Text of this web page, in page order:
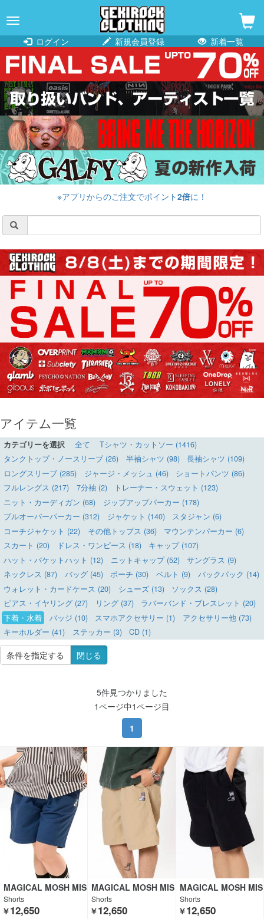
navigation
ログイン
新規会員登録 新着一覧
※アプリからのご注文でポイント2倍に！
アイテム一覧
カテゴリーを選択 全て
Tシャツ・カットソー (1416)
タンクトップ・ノースリーブ (26)
半袖シャツ (98)
長袖シャツ (109)
ロングスリーブ (285)
ジャージ・メッシュ (46)
ショートパンツ (86)
フルレングス (217)
7分袖 (2)
トレーナー・スウェット (123)
ニット・カーディガン (68)
ジップアップパーカー (178)
プルオーバーパーカー (312)
ジャケット (140)
スタジャン (6)
コーチジャケット (22)
その他トップス (36)
マウンテンパーカー (6)
スカート (20)
ドレス・ワンピース (18)
キャップ (107)
ハット・バケットハット (12)
ニットキャップ (52)
サングラス (9)
ネックレス (87)
バッグ (45) ポーチ (30) ベルト (9)
バックパック (14)
ウォレット・カードケース (20)
シューズ (13)
ソックス (28)
ピアス・イヤリング (27)
リング (37)
ラバーバンド・ブレスレット (20)
下着・水着
バッジ (10) スマホアクセサリー (1)
アクセサリー他 (73)
キーホルダー (41)
ステッカー (3) CD (1)
条件を指定する 閉じる
5件見つかりました
1ページ中1ページ目
1
MAGICAL MOSH MIS
FITS
Shorts
￥12,650
MAGICAL MOSH MIS
FITS
Shorts
￥12,650
MAGICAL MOSH MIS
FITS
Shorts
￥12,650